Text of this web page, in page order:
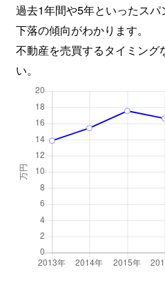
過去1年間や5年といったスパ
下落の傾向がわかります。
不動産を売買するタイミング
い。